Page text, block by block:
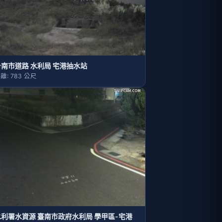
市道路 水利局 宅港抽水站
: 783 公尺
署水資源 臺南市政府水利局 學甲區-宅港